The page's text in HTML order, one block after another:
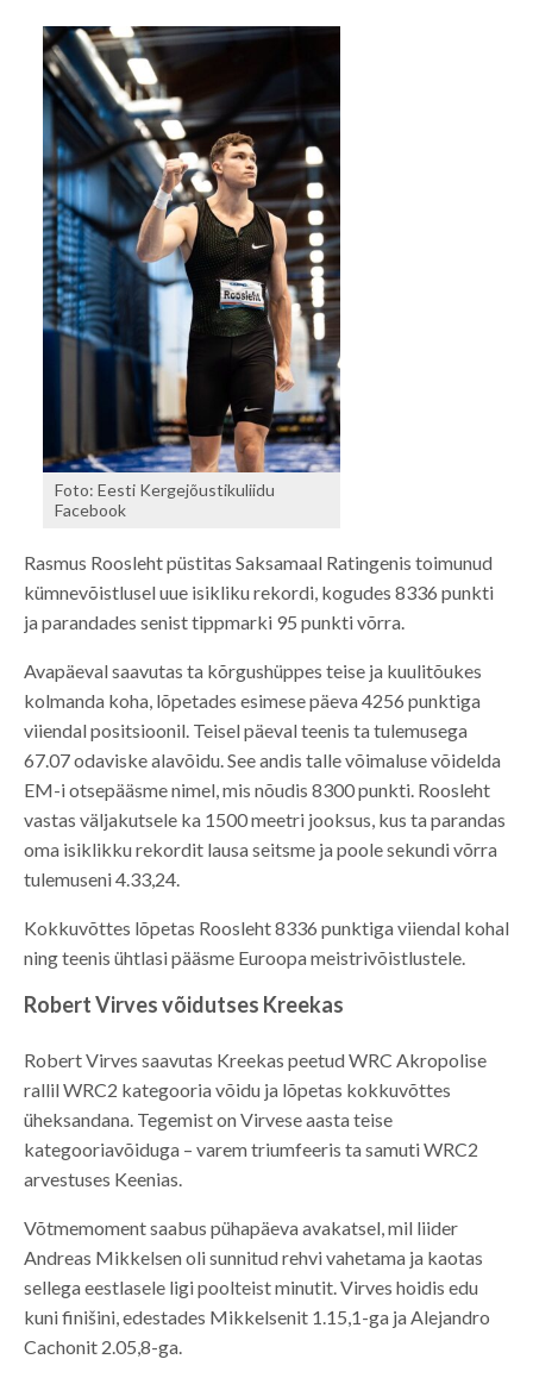
Foto: Eesti Kergejõustikuliidu
Facebook
Rasmus Roosleht püstitas Saksamaal Ratingenis toimunud
kümnevõistlusel uue isikliku rekordi, kogudes 8336 punkti
ja parandades senist tippmarki 95 punkti võrra.
Avapäeval saavutas ta kõrgushüppes teise ja kuulitõukes
kolmanda koha, lõpetades esimese päeva 4256 punktiga
viiendal positsioonil. Teisel päeval teenis ta tulemusega
67.07 odaviske alavõidu. See andis talle võimaluse võidelda
EM-i otsepääsme nimel, mis nõudis 8300 punkti. Roosleht
vastas väljakutsele ka 1500 meetri jooksus, kus ta parandas
oma isiklikku rekordit lausa seitsme ja poole sekundi võrra
tulemuseni 4.33,24.
Kokkuvõttes lõpetas Roosleht 8336 punktiga viiendal kohal
ning teenis ühtlasi pääsme Euroopa meistrivõistlustele.
Robert Virves võidutses Kreekas
Robert Virves saavutas Kreekas peetud WRC Akropolise
rallil WRC2 kategooria võidu ja lõpetas kokkuvõttes
üheksandana. Tegemist on Virvese aasta teise
kategooriavõiduga – varem triumfeeris ta samuti WRC2
arvestuses Keenias.
Võtmemoment saabus pühapäeva avakatsel, mil liider
Andreas Mikkelsen oli sunnitud rehvi vahetama ja kaotas
sellega eestlasele ligi poolteist minutit. Virves hoidis edu
kuni finišini, edestades Mikkelsenit 1.15,1-ga ja Alejandro
Cachonit 2.05,8-ga.